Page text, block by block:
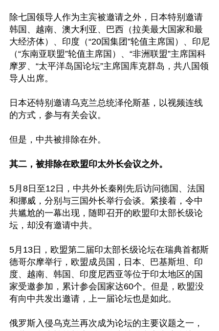
除七国领导人作为主宾被邀请之外，日本特别邀请
韩国、越南、澳大利亚、巴西（拉美最大国家和最
大经济体）、印度（“20国集团”轮值主席国）、印尼
（“东南亚联盟”轮值主席国）、“非洲联盟”主席国科
摩罗、“太平洋岛国论坛”主席国库克群岛，共八国领
导人出席。
日本还特别邀请乌克兰总统泽伦斯基，以视频连线
的方式，参与有关会议。
但是，中共被排除在外。
其二，被排除在欧盟印太外长会议之外。
5月8日至12日，中共外长秦刚先后访问德国、法国
和挪威，分别与三国外长举行会谈。紧接着，令中
共尴尬的一幕出现，随即召开的欧盟印太部长级论
坛，却没有邀请中共。
5月13日，欧盟第二届印太部长级论坛在瑞典首都斯
德哥尔摩举行，欧盟成员国，日本、巴基斯坦、印
度、越南、韩国、印度尼西亚等位于印太地区的国
家受邀参加，累计参会国家达60个。但是，欧盟没
有向中共发出邀请，上一届论坛也是如此。
俄罗斯入侵乌克兰再次成为论坛的主要议题之一，